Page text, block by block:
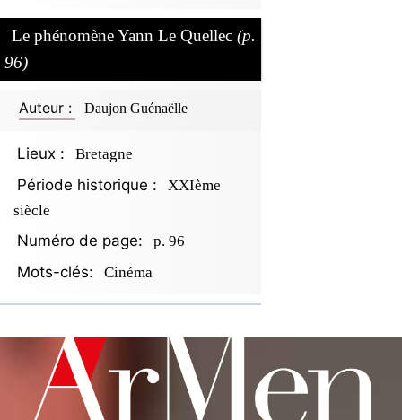
Le phénomène Yann Le Quellec (p.
96)
Auteur : Daujon Guénaëlle
Lieux : Bretagne
Période historique :
XXIème
siècle
Numéro de page: p. 96
Mots-clés: Cinéma